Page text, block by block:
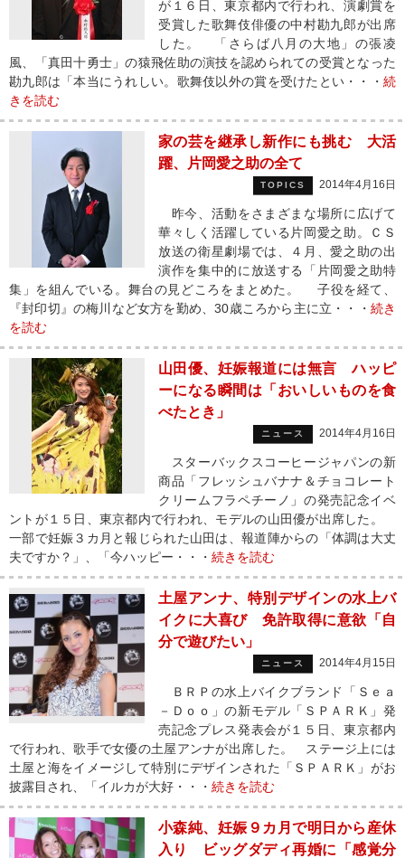
が１６日、東京都内で行われ、演劇賞を
受賞した歌舞伎俳優の中村勘九郎が出席
した。 「さらば八月の大地」の張凌
風、「真田十勇士」の猿飛佐助の演技を認められての受賞となった
勘九郎は「本当にうれしい。歌舞伎以外の賞を受けたとい・・・ 続
きを読む
家の芸を継承し新作にも挑む 大活
躍、片岡愛之助の全て
TOPICS 2014年4月16日
昨今、活動をさまざまな場所に広げて
華々しく活躍している片岡愛之助。ＣＳ
放送の衛星劇場では、４月、愛之助の出
演作を集中的に放送する「片岡愛之助特
集」を組んでいる。舞台の見どころをまとめた。 子役を経て、
『封印切』の梅川など女方を勤め、30歳ころから主に立・・・ 続き
を読む
山田優、妊娠報道には無言 ハッピ
ーになる瞬間は「おいしいものを食
べたとき」
ニュース 2014年4月16日
スターバックスコーヒージャパンの新
商品「フレッシュバナナ＆チョコレート
クリームフラペチーノ」の発売記念イベ
ントが１５日、東京都内で行われ、モデルの山田優が出席した。
一部で妊娠３カ月と報じられた山田は、報道陣からの「体調は大丈
夫ですか？」、「今ハッピー・・・ 続きを読む
土屋アンナ、特別デザインの水上バ
イクに大喜び 免許取得に意欲「自
分で遊びたい」
ニュース 2014年4月15日
ＢＲＰの水上バイクブランド「Ｓｅａ
－Ｄｏｏ」の新モデル「ＳＰＡＲＫ」発
売記念プレス発表会が１５日、東京都内
で行われ、歌手で女優の土屋アンナが出席した。 ステージ上には
土屋と海をイメージして特別にデザインされた「ＳＰＡＲＫ」がお
披露目され、「イルカが大好・・・ 続きを読む
小森純、妊娠９カ月で明日から産休
入り ビッグダディ再婚に「感覚分